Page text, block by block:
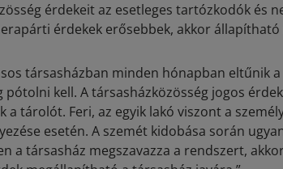
érdekeit az esetleges tartózkodók és
érdekek erősebbek, akkor állapítható
társasházban minden hónapban eltűnik
kell. A társasházközösség jogos
a tárolót. Feri, az egyik lakó viszont a
esetén. A szemét kidobása során
a társasház megszavazza a rendszert,